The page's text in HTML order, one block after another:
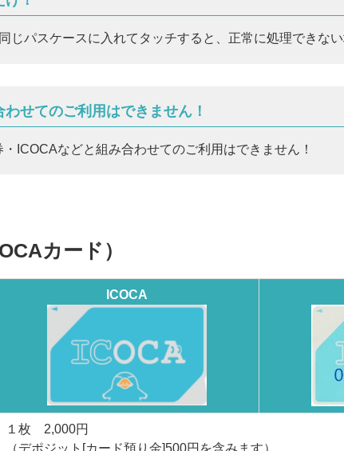
じパスケースに入れてタッチすると、正常に処理できない
せてのご利用はできません！
ICOCAなどと組み合わせてのご利用はできません！
カード）
ICOCA
１枚 2,000円